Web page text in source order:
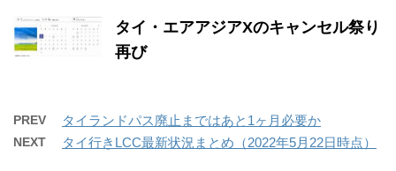
タイ・エアアジアXのキャンセル祭り
再び
PREV タイランドパス廃止まではあと1ヶ月必要か
NEXT タイ行きLCC最新状況まとめ（2022年5月22日時点）